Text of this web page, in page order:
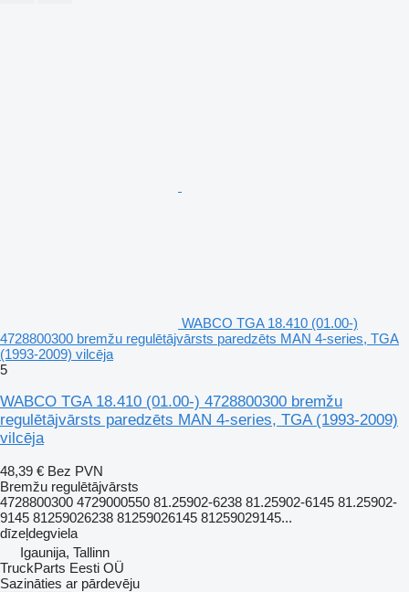
WABCO TGA 18.410 (01.00-)
4728800300 bremžu regulētājvārsts paredzēts MAN 4-series, TGA
(1993-2009) vilcēja
5
WABCO TGA 18.410 (01.00-) 4728800300 bremžu
regulētājvārsts paredzēts MAN 4-series, TGA (1993-2009)
vilcēja
48,39 € Bez PVN
Bremžu regulētājvārsts
4728800300 4729000550 81.25902-6238 81.25902-6145 81.25902-
9145 81259026238 81259026145 81259029145...
dīzeļdegviela
Igaunija, Tallinn
TruckParts Eesti OÜ
Sazināties ar pārdevēju